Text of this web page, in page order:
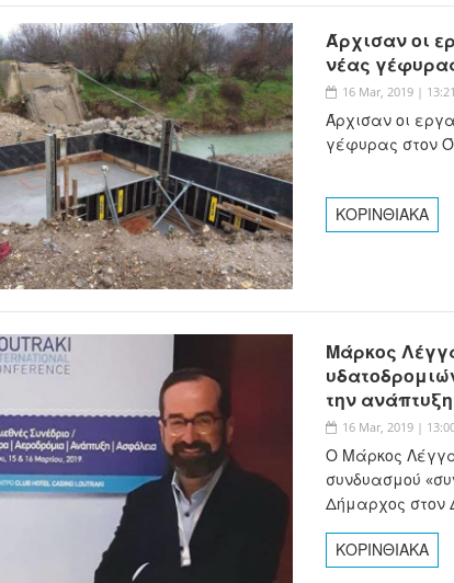
Άρχισαν οι
νέας
16 Mar, 2019 | 13:21
Άρχισαν οι
γέφυρας στον
ΚΟΡΙΝΘΙΑΚΑ
Μάρκος
την
16 Mar, 2019 |
Ο Μάρκος
συνδυασμού
Δήμαρχος στον
ΚΟΡΙΝΘΙΑΚΑ